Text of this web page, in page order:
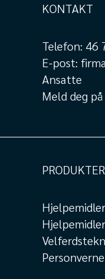
KONTAKT
Telefon: 46
E-post:
Ansatte
Meld deg
PRODUKTER